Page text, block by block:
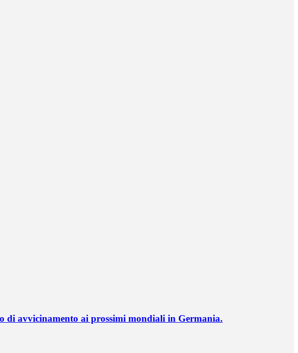
di avvicinamento ai prossimi mondiali in Germania.